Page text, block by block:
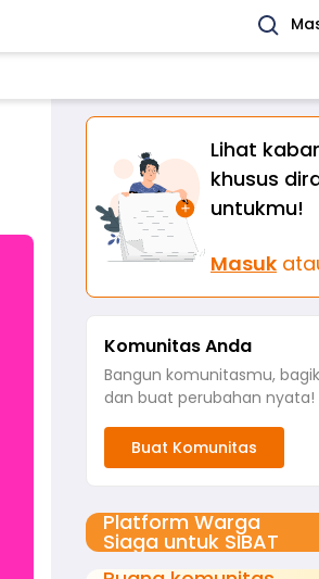
Lihat
khusus
untukmu!
Masuk
Komunitas Anda
Bangun komunitasmu,
dan buat perubahan nyata!
Buat Komunitas
Platform Warga
Siaga untuk SIBAT